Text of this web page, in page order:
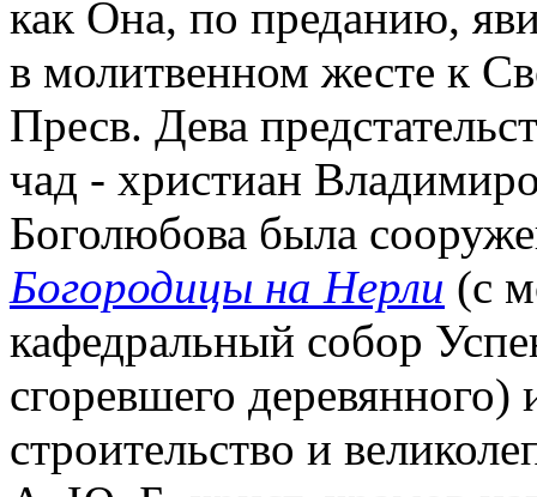
как Она, по преданию,
в молитвенном жесте к
Пресв. Дева
чад - христиан
Боголюбова была
Богородицы на Нерли (с
кафедральный собор
сгоревшего
строительство и